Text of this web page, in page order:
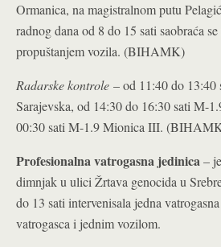
Ormanica, na magistralnom putu
radnog dana od 8 do 15 sati saobraća
propuštanjem vozila. (BIHAMK)
Radarske kontrole – od 11:40 do 13:40
Sarajevska, od 14:30 do 16:30 sati M-
00:30 sati M-1.9 Mionica III.
Profesionalna vatrogasna jedinica–
dimnjak u ulici Žrtava genocida u
do 13 sati intervenisala jedna
vatrogasca i jednim vozilom.